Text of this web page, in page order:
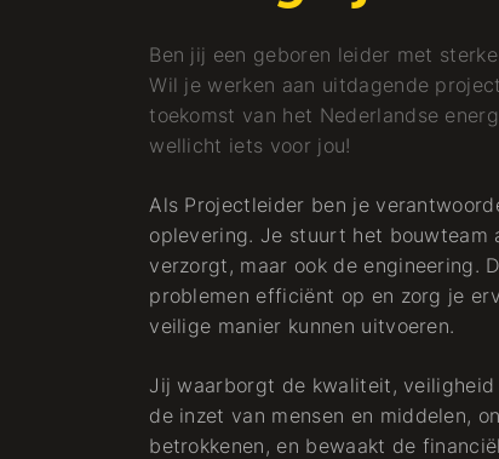
Ben jij een geboren leider met
Wil je werken aan uitdagende
toekomst van het Nederlandse
wellicht iets voor jou!
Als Projectleider ben je
oplevering. Je stuurt het bouwteam
verzorgt, maar ook de engineering.
problemen efficiënt op en zorg je
veilige manier kunnen uitvoeren.
Jij waarborgt de kwaliteit,
de inzet van mensen en middelen,
betrokkenen, en bewaakt de